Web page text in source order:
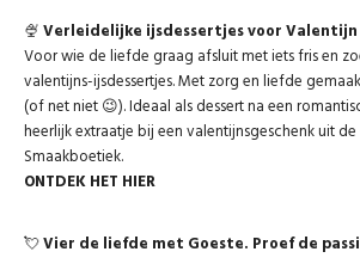
🍨Verleidelijke ijsdessertjes voor Valentijn
Voor wie de liefde graag afsluit met iets fris en
valentijns-ijsdessertjes. Met zorg en liefde
(of net niet 😉). Ideaal als dessert na een
heerlijk extraatje bij een valentijnsgeschenk uit de
Smaakboetiek.
ONTDEK HET HIER
💘Vier de liefde met Goeste. Proef de